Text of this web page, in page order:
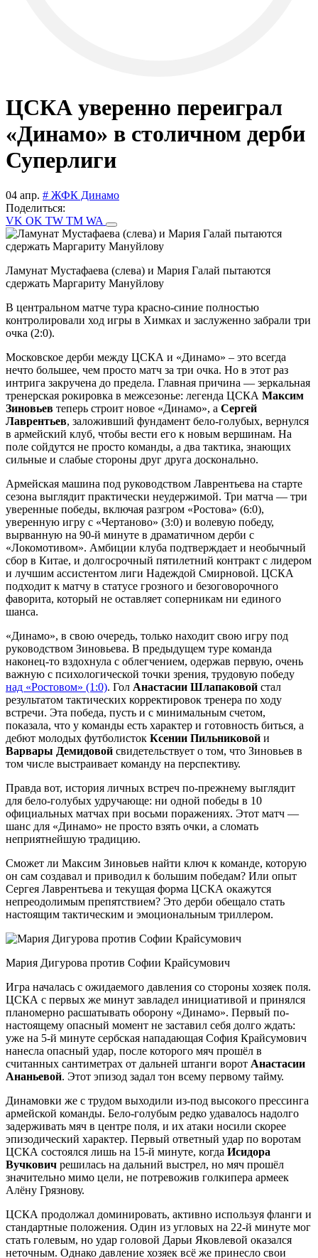
ЦСКА уверенно переиграл
«Динамо» в столичном дерби
Суперлиги
04 апр. # ЖФК Динамо
Поделиться:
VK OK TW TM WA
Ламунат Мустафаева (слева) и Мария Галай пытаются
сдержать Маргариту Мануйлову
В центральном матче тура красно-синие полностью
контролировали ход игры в Химках и заслуженно забрали три
очка (2:0).
Московское дерби между ЦСКА и «Динамо» – это всегда
нечто большее, чем просто матч за три очка. Но в этот раз
интрига закручена до предела. Главная причина — зеркальная
тренерская рокировка в межсезонье: легенда ЦСКА Максим
Зиновьев теперь строит новое «Динамо», а Сергей
Лаврентьев, заложивший фундамент бело-голубых, вернулся
в армейский клуб, чтобы вести его к новым вершинам. На
поле сойдутся не просто команды, а два тактика, знающих
сильные и слабые стороны друг друга досконально.
Армейская машина под руководством Лаврентьева на старте
сезона выглядит практически неудержимой. Три матча — три
уверенные победы, включая разгром «Ростова» (6:0),
уверенную игру с «Чертаново» (3:0) и волевую победу,
вырванную на 90-й минуте в драматичном дерби с
«Локомотивом». Амбиции клуба подтверждает и необычный
сбор в Китае, и долгосрочный пятилетний контракт с лидером
и лучшим ассистентом лиги Надеждой Смирновой. ЦСКА
подходит к матчу в статусе грозного и безоговорочного
фаворита, который не оставляет соперникам ни единого
шанса.
«Динамо», в свою очередь, только находит свою игру под
руководством Зиновьева. В предыдущем туре команда
наконец-то вздохнула с облегчением, одержав первую, очень
важную с психологической точки зрения, трудовую победу
над «Ростовом» (1:0). Гол Анастасии Шлапаковой стал
результатом тактических корректировок тренера по ходу
встречи. Эта победа, пусть и с минимальным счетом,
показала, что у команды есть характер и готовность биться, а
дебют молодых футболисток Ксении Пильниковой и
Варвары Демидовой свидетельствует о том, что Зиновьев в
том числе выстраивает команду на перспективу.
Правда вот, история личных встреч по-прежнему выглядит
для бело-голубых удручающе: ни одной победы в 10
официальных матчах при восьми поражениях. Этот матч —
шанс для «Динамо» не просто взять очки, а сломать
неприятнейшую традицию.
Сможет ли Максим Зиновьев найти ключ к команде, которую
он сам создавал и приводил к большим победам? Или опыт
Сергея Лаврентьева и текущая форма ЦСКА окажутся
непреодолимым препятствием? Это дерби обещало стать
настоящим тактическим и эмоциональным триллером.
Мария Дигурова против Софии Крайсумович
Игра началась с ожидаемого давления со стороны хозяек поля.
ЦСКА с первых же минут завладел инициативой и принялся
планомерно расшатывать оборону «Динамо». Первый по-
настоящему опасный момент не заставил себя долго ждать:
уже на 5-й минуте сербская нападающая София Крайсумович
нанесла опасный удар, после которого мяч прошёл в
считанных сантиметрах от дальней штанги ворот Анастасии
Ананьевой. Этот эпизод задал тон всему первому тайму.
Динамовки же с трудом выходили из-под высокого прессинга
армейской команды. Бело-голубым редко удавалось надолго
задерживать мяч в центре поля, и их атаки носили скорее
эпизодический характер. Первый ответный удар по воротам
ЦСКА состоялся лишь на 15-й минуте, когда Исидора
Вучкович решилась на дальний выстрел, но мяч прошёл
значительно мимо цели, не потревожив голкипера армеек
Алёну Грязнову.
ЦСКА продолжал доминировать, активно используя фланги и
стандартные положения. Один из угловых на 22-й минуте мог
стать голевым, но удар головой Дарьи Яковлевой оказался
неточным. Однако давление хозяек всё же принесло свои